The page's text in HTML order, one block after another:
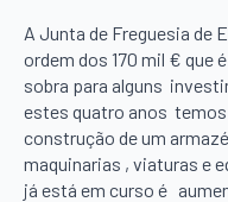
A Junta de Freguesia de
ordem dos 170 mil € que
sobra para alguns
estes quatro anos
construção de um
maquinarias , viaturas e
já está em curso é